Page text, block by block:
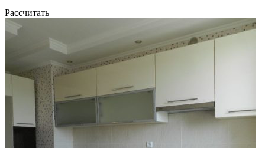
Рассчитать